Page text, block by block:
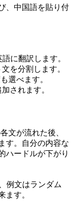
、中国語を貼り付
に翻訳します。
を分割します。
選べます。
されます。
文が流れた後、
す。自分の内容な
ハードルが下がり
例文はランダム
ます。